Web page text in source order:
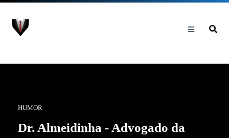
HUMOR
Dr. Almeidinha - Advogado da